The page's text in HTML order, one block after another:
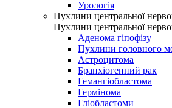
Урологія
Пухлини центральної
Пухлини центральної
Аденома гіпофізу
Пухлини головного
Астроцитома
Бранхіогенний рак
Гемангіобластома
Гермінома
Гліобластоми